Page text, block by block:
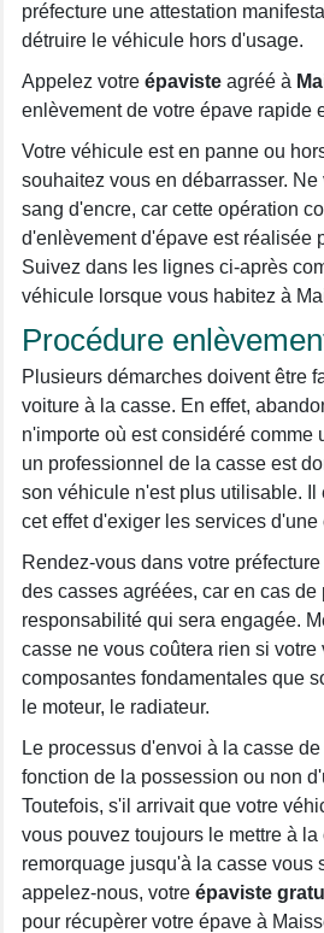
préfecture une attestation
détruire le véhicule hors d'usage.
Appelez votre épaviste agréé à
enlèvement de votre épave rapide
Votre véhicule est en panne ou
souhaitez vous en débarrasser.
sang d'encre, car cette opération
d'enlèvement d'épave est réalisée
Suivez dans les lignes ci-après
véhicule lorsque vous habitez à
Procédure
Plusieurs démarches doivent être
voiture à la casse. En effet,
n'importe où est considéré comme
un professionnel de la casse est
son véhicule n'est plus utilisable. Il
cet effet d'exiger les services d'une
Rendez-vous dans votre
des casses agréées, car en cas de
responsabilité qui sera engagée.
casse ne vous coûtera rien si
composantes fondamentales que
le moteur, le radiateur.
Le processus d'envoi à la casse
fonction de la possession ou non
Toutefois, s'il arrivait que votre
vous pouvez toujours le mettre à
remorquage jusqu'à la casse vous
appelez-nous, votre épaviste
pour récupèrer votre épave à